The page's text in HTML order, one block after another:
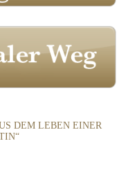
DEM LEBEN EINER